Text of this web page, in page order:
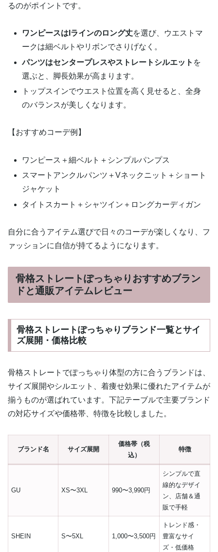
るのがポイントです。
ワンピースはIラインのロング丈を選び、ウエストマ
ークは細ベルトやリボンでさりげなく。
パンツはセンタープレスやストレートシルエット を
選ぶと、脚長効果が高まります。
トップスインでウエスト位置を高く見せると、全身
のバランスが美しくなります。
【おすすめコーデ例】
ワンピース＋細ベルト＋シンプルパンプス
スマートアンクルパンツ＋Vネックニット＋ショート
ジャケット
タイトスカート＋シャツイン＋ロングカーディガン
自分に合うアイテム選びで日々のコーデが楽しくなり、フ
ァッションに自信が持てるようになります。
骨格ストレートぽっちゃりおすすめブラン
ドと通販アイテムレビュー
骨格ストレートぽっちゃりブランド一覧とサイ
ズ展開・価格比較
骨格ストレートでぽっちゃり体型の方に合うブランドは、
サイズ展開やシルエット、着痩せ効果に優れたアイテムが
揃うものが選ばれています。下記テーブルで主要ブランド
の対応サイズや価格帯、特徴を比較しました。
ブランド名 サイズ展開
価格帯（税
込）
特徴
GU XS〜3XL 990〜3,990円
シンプルで直
線的なデザイ
ン、店舗＆通
販で手軽
SHEIN S〜5XL 1,000〜3,500円
トレンド感・
豊富なサイ
ズ・低価格